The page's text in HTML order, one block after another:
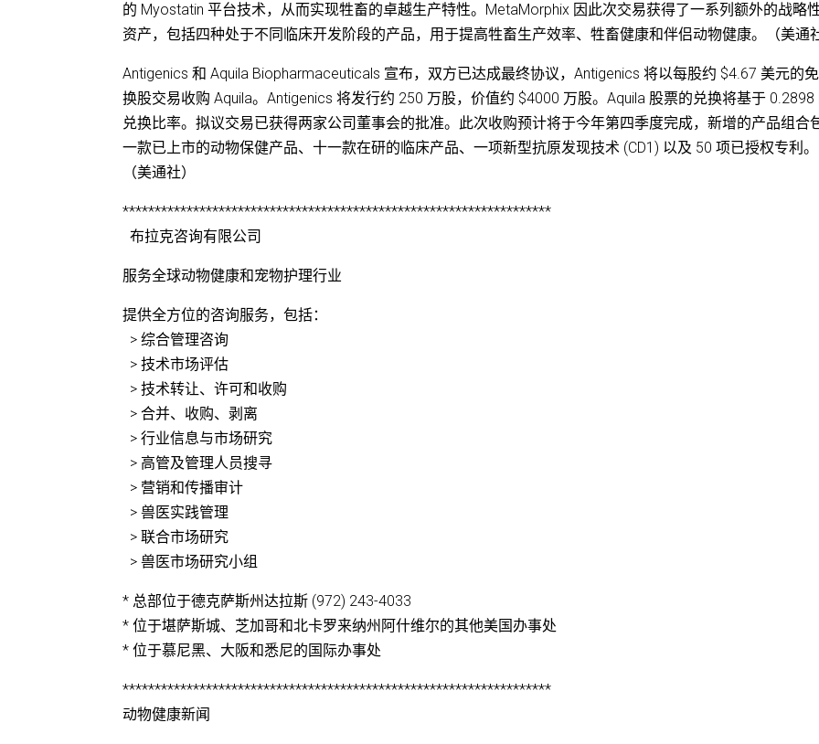
的 Myostatin 平台技术，从而实现牲畜的卓越生产特性。MetaMorphix 因此次交易获得了一系列额外的战略
资产，包括四种处于不同临床开发阶段的产品，用于提高牲畜生产效率、牲畜健康和伴侣动物健康。（美通
Antigenics 和 Aquila Biopharmaceuticals 宣布，双方已达成最终协议，Antigenics 将以每股约 $4.67 美元的
换股交易收购 Aquila。Antigenics 将发行约 250 万股，价值约 $4000 万股。Aquila 股票的兑换将基于 0.2898
兑换比率。拟议交易已获得两家公司董事会的批准。此次收购预计将于今年第四季度完成，新增的产品组合
一款已上市的动物保健产品、十一款在研的临床产品、一项新型抗原发现技术 (CD1) 以及 50 项已授权专利。
（美通社）
*******************************************************************
布拉克咨询有限公司
服务全球动物健康和宠物护理行业
提供全方位的咨询服务，包括：
> 综合管理咨询
> 技术市场评估
> 技术转让、许可和收购
> 合并、收购、剥离
> 行业信息与市场研究
> 高管及管理人员搜寻
> 营销和传播审计
> 兽医实践管理
> 联合市场研究
> 兽医市场研究小组
* 总部位于德克萨斯州达拉斯 (972) 243-4033
* 位于堪萨斯城、芝加哥和北卡罗来纳州阿什维尔的其他美国办事处
* 位于慕尼黑、大阪和悉尼的国际办事处
*******************************************************************
动物健康新闻